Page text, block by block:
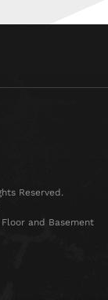
Reserved.
and Basement